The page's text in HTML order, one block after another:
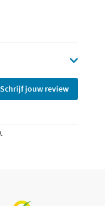
Schrijf jouw review